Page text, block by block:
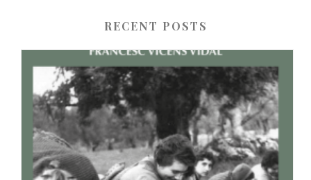
RECENT POSTS